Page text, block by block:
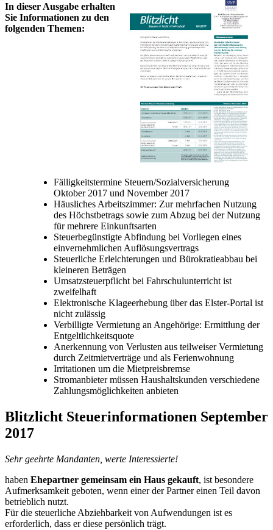
In dieser Ausgabe erhalten
Sie Informationen zu den
folgenden Themen:
Fälligkeitstermine Steuern/Sozialversicherung
Oktober 2017 und November 2017
Häusliches Arbeitszimmer: Zur mehrfachen Nutzung
des Höchstbetrags sowie zum Abzug bei der Nutzung
für mehrere Einkunftsarten
Steuerbegünstigte Abfindung bei Vorliegen eines
einvernehmlichen Auflösungsvertrags
Steuerliche Erleichterungen und Bürokratieabbau bei
kleineren Beträgen
Umsatzsteuerpflicht bei Fahrschulunterricht ist
zweifelhaft
Elektronische Klageerhebung über das Elster-Portal ist
nicht zulässig
Verbilligte Vermietung an Angehörige: Ermittlung der
Entgeltlichkeitsquote
Anerkennung von Verlusten aus teilweiser Vermietung
durch Zeitmietverträge und als Ferienwohnung
Irritationen um die Mietpreisbremse
Stromanbieter müssen Haushaltskunden verschiedene
Zahlungsmöglichkeiten anbieten
Blitzlicht Steuerinformationen September
2017
Sehr geehrte Mandanten, werte Interessierte!
haben Ehepartner gemeinsam ein Haus gekauft, ist besondere
Aufmerksamkeit geboten, wenn einer der Partner einen Teil davon
betrieblich nutzt.
Für die steuerliche Abziehbarkeit von Aufwendungen ist es
erforderlich, dass er diese persönlich trägt.